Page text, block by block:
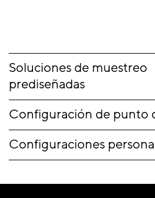
Soluciones de muestreo
prediseñadas
Configuración de punto
Configuraciones